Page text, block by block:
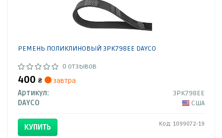
РЕМЕНЬ ПОЛИКЛИНОВЫЙ 3PK798EE DAYCO
0 отзывов
400 ₴
завтра
Артикул:
3PK798EE
DAYCO
США
КУПИТЬ Код: 1099072-19